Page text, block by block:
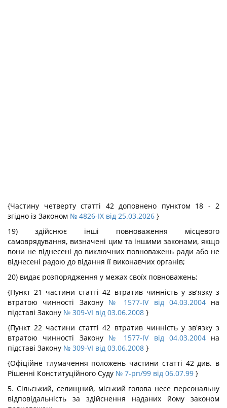
{Частину четверту статті 42 доповнено пунктом 18 - 2
згідно із Законом № 4826-IX від 25.03.2026 }
19) здійснює інші повноваження місцевого
самоврядування, визначені цим та іншими законами, якщо
вони не віднесені до виключних повноважень ради або не
віднесені радою до відання її виконавчих органів;
20) видає розпорядження у межах своїх повноважень;
{Пункт 21 частини статті 42 втратив чинність у зв'язку з
втратою чинності Закону № 1577-IV від 04.03.2004на
підставі Закону № 309-VI від 03.06.2008 }
{Пункт 22 частини статті 42 втратив чинність у зв'язку з
втратою чинності Закону № 1577-IV від 04.03.2004на
підставі Закону № 309-VI від 03.06.2008 }
{Офіційне тлумачення положень частини статті 42 див. в
Рішенні Конституційного Суду № 7-рп/99 від 06.07.99 }
5. Сільський, селищний, міський голова несе персональну
відповідальність за здійснення наданих йому законом